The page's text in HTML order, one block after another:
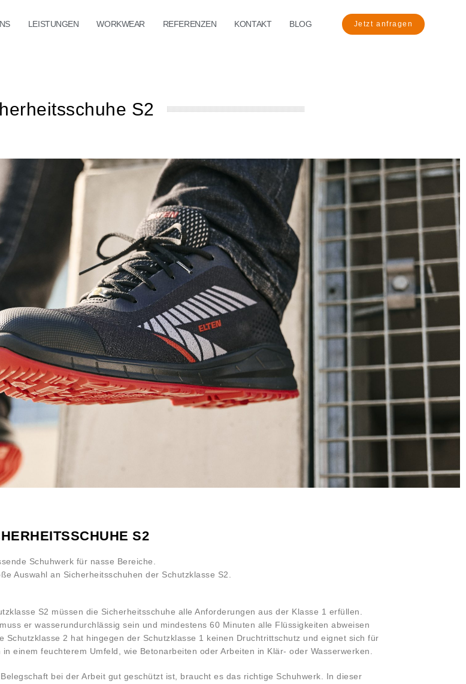
LEISTUNGEN WORKWEAR REFERENZEN KONTAKT BLOG Jetzt anfragen
S2
S2
Schuhwerk für nasse Bereiche.
Auswahl an Sicherheitsschuhen der Schutzklasse S2.
S2 müssen die Sicherheitsschuhe alle Anforderungen aus der Klasse 1 erfüllen.
er wasserundurchlässig sein und mindestens 60 Minuten alle Flüssigkeiten abweisen
Schutzklasse 2 hat hingegen der Schutzklasse 1 keinen Druchtrittschutz und eignet sich für
in einem feuchterem Umfeld, wie Betonarbeiten oder Arbeiten in Klär- oder Wasserwerken.
bei der Arbeit gut geschützt ist, braucht es das richtige Schuhwerk. In dieser